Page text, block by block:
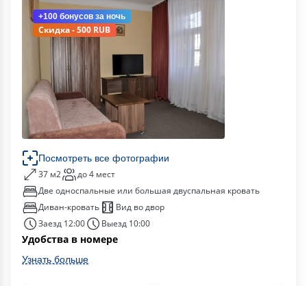
+100 бонусов за ночь
Скидка - 500 RUB
Посмотреть все фотографии
37 м2
до 4 мест
Две односпальные или большая двуспальная кровать
Диван-кровать
Вид во двор
Заезд 12:00
Выезд 10:00
Удобства в номере
Узнать больше